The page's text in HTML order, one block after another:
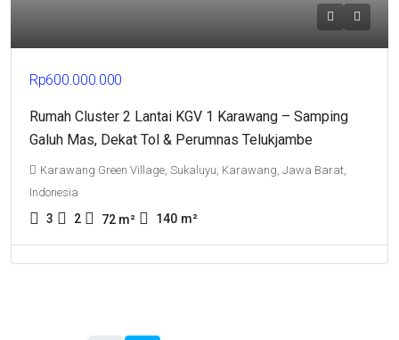
Rp600.000.000
Rumah Cluster 2 Lantai KGV 1 Karawang – Samping
Galuh Mas, Dekat Tol & Perumnas Telukjambe
Karawang Green Village, Sukaluyu, Karawang, Jawa Barat,
Indonesia
3 2 72 m² 140 m²